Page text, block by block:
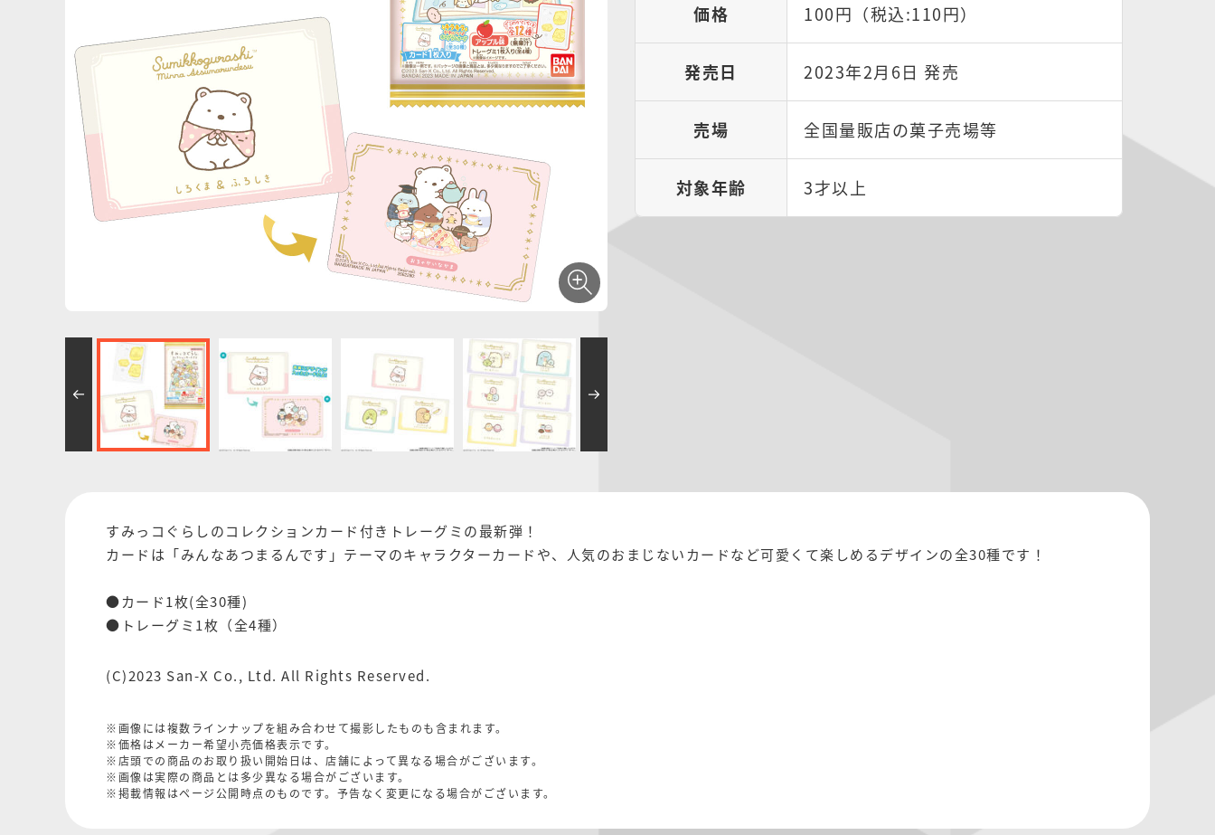
価格 100円（税込:110円）
発売日 2023年2月6日 発売
売場 全国量販店の菓子売場等
対象年齢 3才以上
すみっコぐらしのコレクションカード付きトレーグミの最新弾！
カードは「みんなあつまるんです」テーマのキャラクターカードや、人気のおまじないカードなど可愛くて楽しめるデザインの全30種です！
●カード1枚(全30種)
●トレーグミ1枚（全4種）
(C)2023 San-X Co., Ltd. All Rights Reserved.
※画像には複数ラインナップを組み合わせて撮影したものも含まれます。
※価格はメーカー希望小売価格表示です。
※店頭での商品のお取り扱い開始日は、店舗によって異なる場合がございます。
※画像は実際の商品とは多少異なる場合がございます。
※掲載情報はページ公開時点のものです。予告なく変更になる場合がございます。